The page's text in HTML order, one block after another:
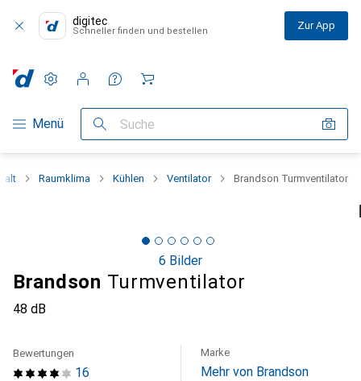
digitec
Schneller finden und bestellen Zur App
Navigation nach Kategorien
Menü Suche
Einstellungen
Kundenkonto
Vergleichslisten
Merklisten
Warenkorb
Raumklima Kühlen Ventilator Brandson Turmventilator
6 Bilder
Brandson Turmventilator
48 dB
16
Bewertungen Marke
Mehr von Brandson